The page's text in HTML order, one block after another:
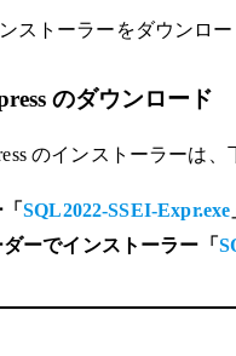
ストーラーをダウンロ
のダウンロード
のインストーラーは
SQL2022-SSEI-Expr.exe
ーでインストーラー「